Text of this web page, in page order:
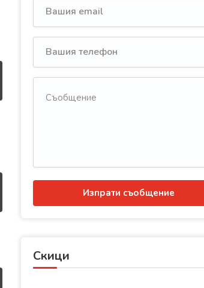
Изпрати съобщение
Скици